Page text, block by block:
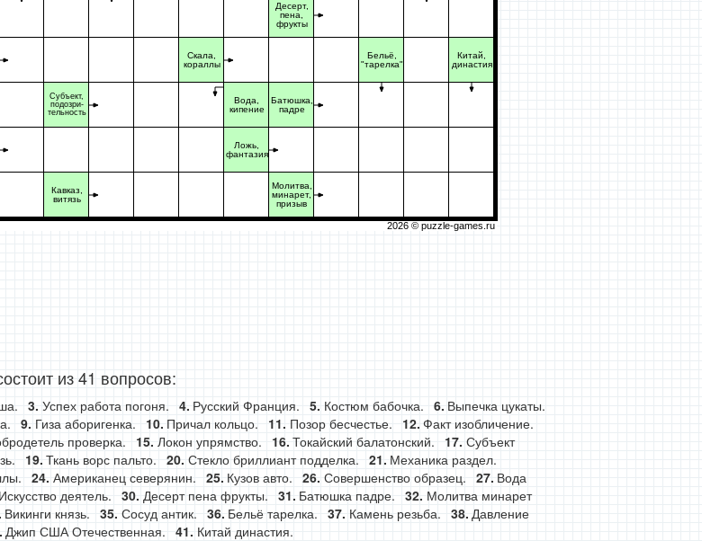
Субъект,
подозри-
тельность
Кавказ,
витязь
Скала,
кораллы
Вода,
кипение
Ложь,
фантазия
Десерт,
пена,
фрукты
Батюшка,
падре
Молитва,
минарет,
призыв
Бельё,
"тарелка"
Китай,
династия
2026 © puzzle-games.ru
из 41 вопросов:
Успех работа погоня. Русский Франция. Костюм бабочка.
Выпечка цукаты.
Гиза аборигенка. Причал кольцо. Позор бесчестье.
Факт изобличение.
проверка. Локон упрямство. Токайский балатонский.
Субъект
Ткань ворс пальто. Стекло бриллиант подделка.
Механика раздел.
Американец северянин. Кузов авто. Совершенство образец.
Вода
Искусство деятель. Десерт пена фрукты. Батюшка падре.
Молитва минарет
Викинги князь. Сосуд антик. Бельё тарелка. Камень резьба.
Давление
Джип США Отечественная. Китай династия.